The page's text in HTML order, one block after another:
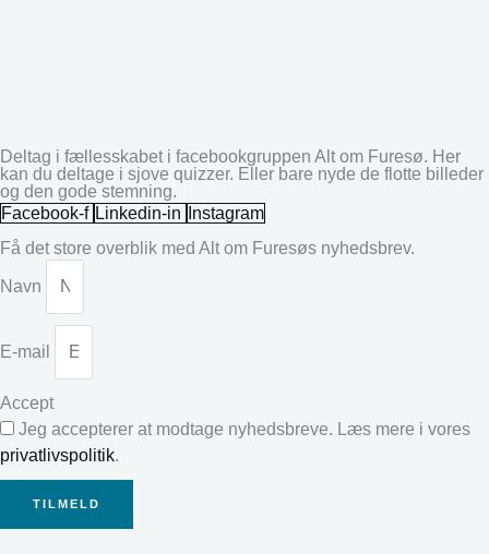
Deltag i fællesskabet i facebookgruppen Alt om Furesø. Her
kan du deltage i sjove quizzer. Eller bare nyde de flotte billeder
og den gode stemning.
Facebook-f Linkedin-in
Instagram
Få det store overblik med Alt om Furesøs nyhedsbrev.
Navn
E-mail
Accept
Jeg accepterer at modtage nyhedsbreve. Læs mere i vores
privatlivspolitik.
TILMELD